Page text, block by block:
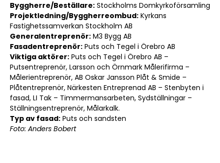
Byggherre/Beställare: Stockholms Domkyrkoförsamling
Projektledning/Byggherreombud: Kyrkans
Fastighetssamverkan Stockholm AB
Generalentreprenör: M3 Bygg AB
Fasadentreprenör: Puts och Tegel i Örebro AB
Viktiga aktörer: Puts och Tegel i Örebro AB –
Putsentreprenör, Larsson och Örnmark Målerifirma –
Målerientreprenör, AB Oskar Jansson Plåt & Smide –
Plåtentreprenör, Närkesten Entreprenad AB – Stenbyten i
fasad, LI Tak – Timmermansarbeten, Sydställningar –
Ställningsentreprenör, Målarkalk.
Typ av fasad: Puts och sandsten
Foto: Anders Bobert